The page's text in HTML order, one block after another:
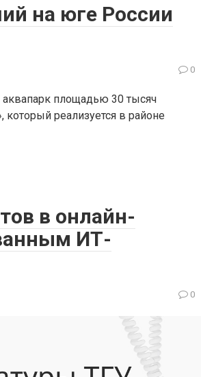
на юге России
0
площадью 30 тысяч
который реализуется в районе
в онлайн-
ИТ-
0